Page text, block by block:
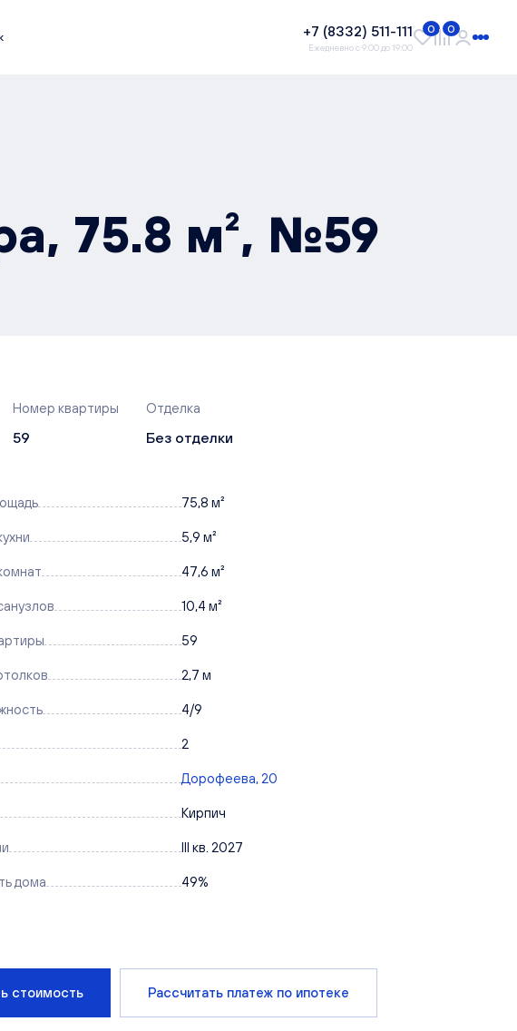
+7 (8332) 511-111
Ежедневно с 9:00 до 19:00
0 0
75.8 м², №59
Номер квартиры
59
Отделка
Без отделки
75,8 м²
5,9 м²
47,6 м²
10,4 м²
59
2,7 м
4/9
2
Дорофеева, 20
Кирпич
III кв. 2027
дома 49%
стоимость Рассчитать платеж по ипотеке